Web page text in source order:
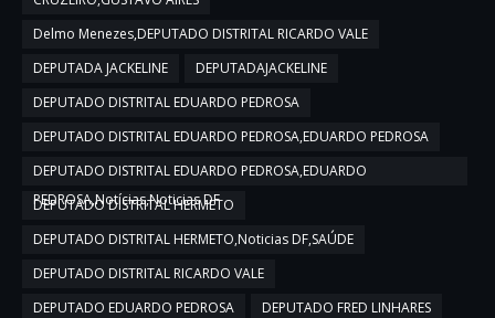
Delmo Menezes,DEPUTADO DISTRITAL RICARDO VALE
DEPUTADA JACKELINE
DEPUTADAJACKELINE
DEPUTADO DISTRITAL EDUARDO PEDROSA
DEPUTADO DISTRITAL EDUARDO PEDROSA,EDUARDO PEDROSA
DEPUTADO DISTRITAL EDUARDO PEDROSA,EDUARDO
PEDROSA,Notícias,Noticias DF
DEPUTADO DISTRITAL HERMETO
DEPUTADO DISTRITAL HERMETO,Noticias DF,SAÚDE
DEPUTADO DISTRITAL RICARDO VALE
DEPUTADO EDUARDO PEDROSA
DEPUTADO FRED LINHARES